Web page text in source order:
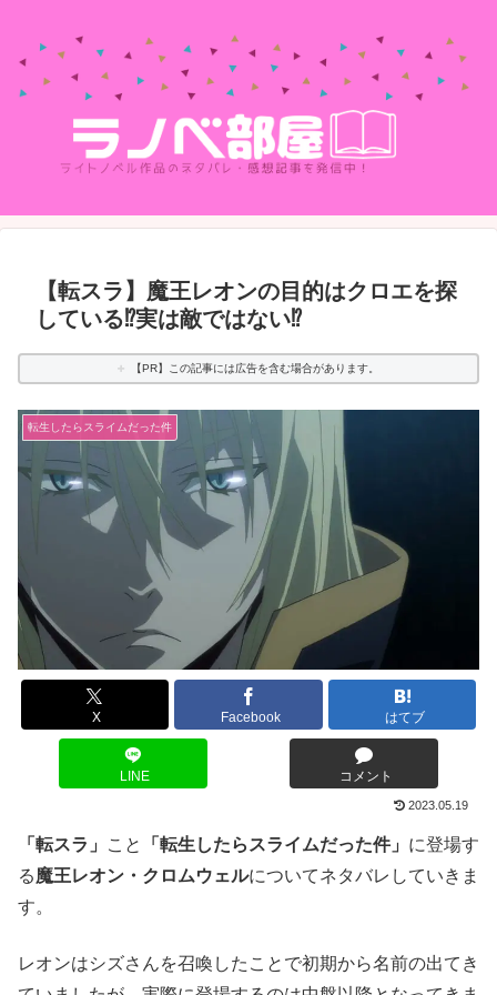
【転スラ】魔王レオンの目的はクロエを探
している⁉実は敵ではない⁉
【PR】この記事には広告を含む場合があります。
転生したらスライムだった件
X Facebook はてブ
LINE コメント
2023.05.19
「転スラ」 こと 「転生したらスライムだった件」 に登場す
る魔王レオン・クロムウェルについてネタバレしていきま
す。
レオンはシズさんを召喚したことで初期から名前の出てき